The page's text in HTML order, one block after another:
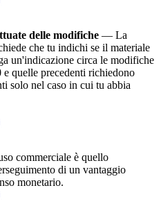
delle modifiche — La
che tu indichi se il materiale
un'indicazione circa le modifiche
quelle precedenti richiedono
solo nel caso in cui tu abbia
commerciale è quello
di un vantaggio
monetario.